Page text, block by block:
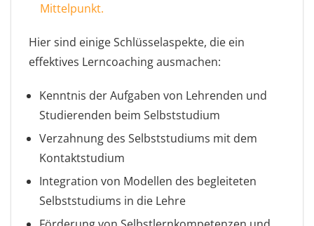
Mittelpunkt.
Hier sind einige Schlüsselaspekte, die ein
effektives Lerncoaching ausmachen:
Kenntnis der Aufgaben von Lehrenden und
Studierenden beim Selbststudium
Verzahnung des Selbststudiums mit dem
Kontaktstudium
Integration von Modellen des begleiteten
Selbststudiums in die Lehre